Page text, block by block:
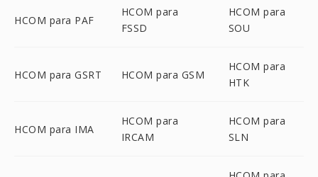
HCOM para PAF
HCOM para
FSSD
HCOM para
SOU
HCOM para GSRT HCOM para GSM
HCOM para
HTK
HCOM para IMA
HCOM para
IRCAM
HCOM para
SLN